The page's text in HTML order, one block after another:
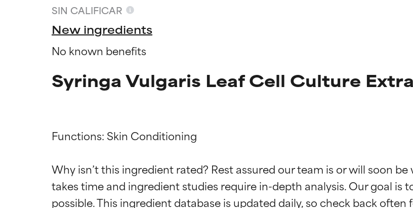
SIN CALIFICAR
New ingredients
No known benefits
Syringa Vulgaris Leaf Cell Culture
Functions: Skin Conditioning
Why isn’t this ingredient rated? Rest assured our team is or will soon
takes time and ingredient studies require in-depth analysis. Our goal
EXCELENTE
Ingrediente sobresaliente con beneficios reales para la piel. Su
EXCELENTE
Ingrediente sobresaliente con beneficios reales para la piel. Su